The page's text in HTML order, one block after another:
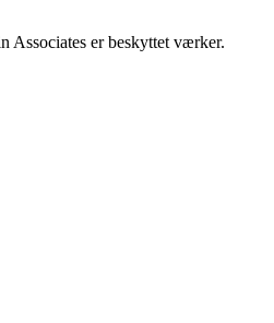
af medarbejderes værdier,
Associates er beskyttet værker.